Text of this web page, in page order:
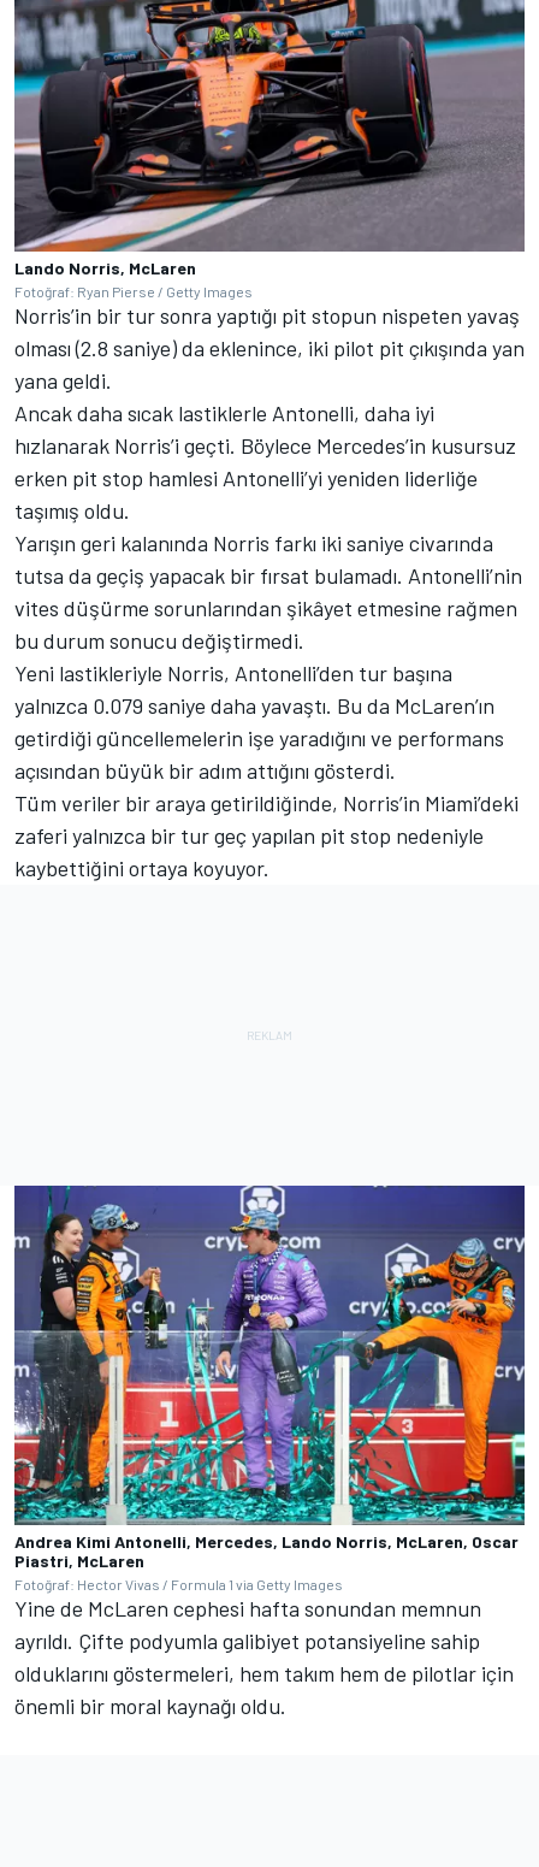
Lando Norris, McLaren
Fotoğraf: Ryan Pierse / Getty Images
Norris’in bir tur sonra yaptığı pit stopun nispeten yavaş
olması (2.8 saniye) da eklenince, iki pilot pit çıkışında yan
yana geldi.
Ancak daha sıcak lastiklerle Antonelli, daha iyi
hızlanarak Norris’i geçti. Böylece Mercedes’in kusursuz
erken pit stop hamlesi Antonelli’yi yeniden liderliğe
taşımış oldu.
Yarışın geri kalanında Norris farkı iki saniye civarında
tutsa da geçiş yapacak bir fırsat bulamadı. Antonelli’nin
vites düşürme sorunlarından şikâyet etmesine rağmen
bu durum sonucu değiştirmedi.
Yeni lastikleriyle Norris, Antonelli’den tur başına
yalnızca 0.079 saniye daha yavaştı. Bu da McLaren’ın
getirdiği güncellemelerin işe yaradığını ve performans
açısından büyük bir adım attığını gösterdi.
Tüm veriler bir araya getirildiğinde, Norris’in Miami’deki
zaferi yalnızca bir tur geç yapılan pit stop nedeniyle
kaybettiğini ortaya koyuyor.
Andrea Kimi Antonelli, Mercedes, Lando Norris, McLaren, Oscar
Piastri, McLaren
Fotoğraf: Hector Vivas / Formula 1 via Getty Images
Yine de McLaren cephesi hafta sonundan memnun
ayrıldı. Çifte podyumla galibiyet potansiyeline sahip
olduklarını göstermeleri, hem takım hem de pilotlar için
önemli bir moral kaynağı oldu.